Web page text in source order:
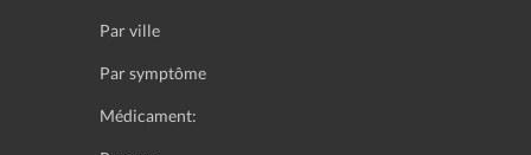
Par ville
Par symptôme
Médicament: